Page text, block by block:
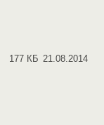
177 КБ 21.08.2014